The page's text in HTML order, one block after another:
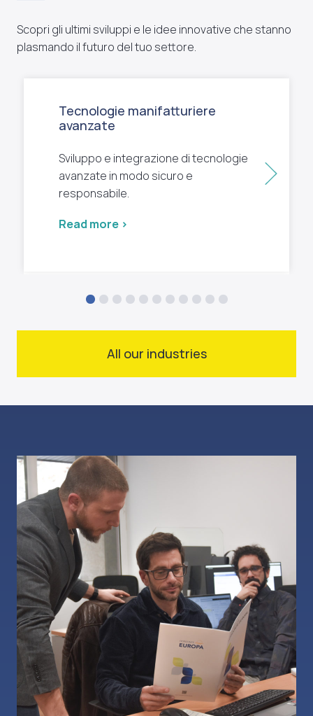
Scopri gli ultimi sviluppi e le idee innovative che stanno
plasmando il futuro del tuo settore.
Tecnologie manifatturiere
avanzate
Sviluppo e integrazione di tecnologie
avanzate in modo sicuro e
responsabile.
Read more >
All our industries